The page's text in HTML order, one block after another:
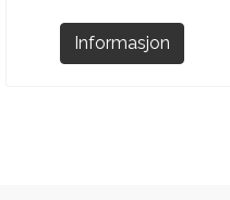
Informasjon